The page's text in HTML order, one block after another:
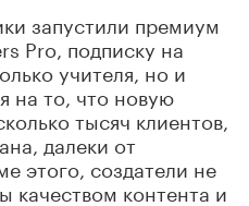
запустили премиум
Pro, подписку на
учителя, но и
на то, что новую
тысяч клиентов,
далеки от
этого, создатели не
качеством контента и